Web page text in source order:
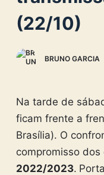
e(22/10)
BRUNO GARCIA
Na tarde de
ficam frente a
Brasília). O
compromisso dos
2022/2023.